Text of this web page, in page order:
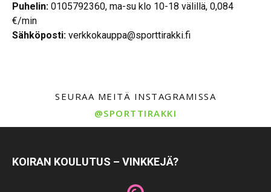
Puhelin: 0105792360, ma-su klo 10-18 välillä, 0,084
€/min
Sähköposti: verkkokauppa@sporttirakki.fi
SEURAA MEITÄ INSTAGRAMISSA
@SPORTTIRAKKI
KOIRAN KOULUTUS – VINKKEJÄ?